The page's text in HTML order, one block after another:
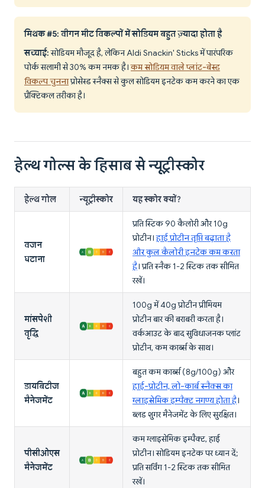
मिथक #5: वीगन मीट विकल्पों में सोडियम बहुत ज़्यादा होता है
सच्चाई:सोडियम मौजूद है, लेकिन Aldi Snackin' Sticks में पारंपरिक
पोर्क सलामी से 30% कम नमक है।कम सोडियम वाले प्लांट-बेस्ड
विकल्प चुननाप्रोसेस्ड स्नैक्स से कुल सोडियम इनटेक कम करने का एक
प्रैक्टिकल तरीका है।
हेल्थ गोल्स के हिसाब से न्यूट्रीस्कोर
हेल्थ गोल न्यूट्रीस्कोर यह स्कोर क्यों?
वजन
घटाना
प्रति स्टिक 90 कैलोरी और 10g
प्रोटीन।हाई प्रोटीन तृप्ति बढ़ाता है
और कुल कैलोरी इनटेक कम करता
है। प्रति स्नैक 1-2 स्टिक तक सीमित
रखें।
मांसपेशी
वृद्धि
100g में 40g प्रोटीन प्रीमियम
प्रोटीन बार की बराबरी करता है।
वर्कआउट के बाद सुविधाजनक प्लांट
प्रोटीन, कम कार्ब्स के साथ।
डायबिटीज
मैनेजमेंट
बहुत कम कार्ब्स (8g/100g) और
हाई-प्रोटीन, लो-कार्ब स्नैक्स का
ग्लाइसेमिक इम्पैक्ट नगण्य होता है।
ब्लड शुगर मैनेजमेंट के लिए सुरक्षित।
पीसीओएस
मैनेजमेंट
कम ग्लाइसेमिक इम्पैक्ट, हाई
प्रोटीन। सोडियम इनटेक पर ध्यान दें;
प्रति सर्विंग 1-2 स्टिक तक सीमित
रखें।